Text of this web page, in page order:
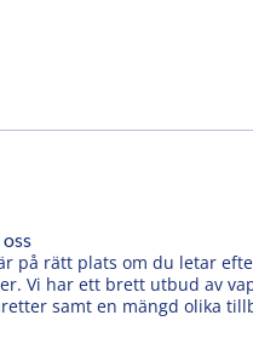
på rätt plats om du letar
Vi har ett brett utbud av
samt en mängd olika